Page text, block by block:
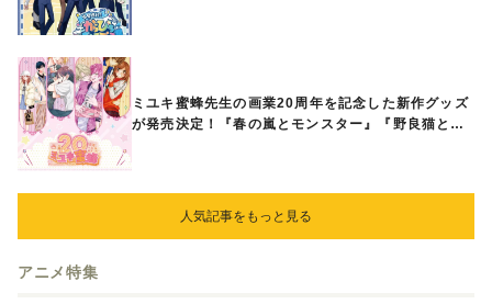
ミユキ蜜蜂先生の画業20周年を記念した新作グッズ
が発売決定！『春の嵐とモンスター』『野良猫と
人気記事をもっと見る
アニメ特集